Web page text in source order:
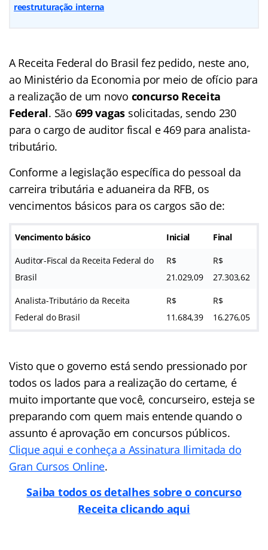
reestruturação interna
A Receita Federal do Brasil fez pedido, neste ano,
ao Ministério da Economia por meio de ofício para
a realização de um novo concurso Receita
Federal. São 699 vagas solicitadas, sendo 230
para o cargo de auditor fiscal e 469 para analista-
tributário.
Conforme a legislação específica do pessoal da
carreira tributária e aduaneira da RFB, os
vencimentos básicos para os cargos são de:
Vencimento básico Inicial Final
Auditor-Fiscal da Receita Federal do
Brasil
R$
21.029,09
R$
27.303,62
Analista-Tributário da Receita
Federal do Brasil
R$
11.684,39
R$
16.276,05
Visto que o governo está sendo pressionado por
todos os lados para a realização do certame, é
muito importante que você, concurseiro, esteja se
preparando com quem mais entende quando o
assunto é aprovação em concursos públicos.
Clique aqui e conheça a Assinatura Ilimitada do
Gran Cursos Online.
Saiba todos os detalhes sobre o concurso
Receita clicando aqui